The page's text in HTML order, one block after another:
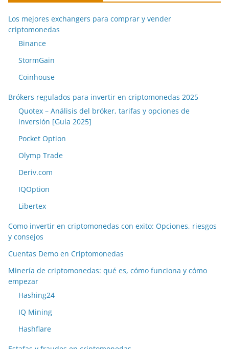
Los mejores exchangers para comprar y vender
criptomonedas
Binance
StormGain
Coinhouse
Brókers regulados para invertir en criptomonedas 2025
Quotex – Análisis del bróker, tarifas y opciones de
inversión [Guía 2025]
Pocket Option
Olymp Trade
Deriv.com
IQOption
Libertex
Como invertir en criptomonedas con exito: Opciones, riesgos
y consejos
Cuentas Demo en Criptomonedas
Minería de criptomonedas: qué es, cómo funciona y cómo
empezar
Hashing24
IQ Mining
Hashflare